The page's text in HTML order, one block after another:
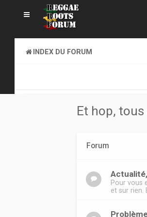
INDEX DU FORUM
Et hop, tous
Forum
Pour vous
et sur rien.